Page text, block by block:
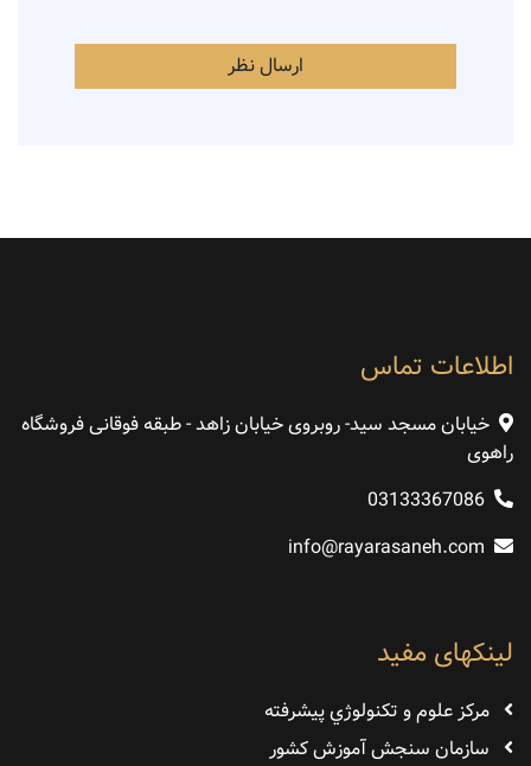
اطلاعات تماس
خیابان مسجد سید- روبروی خیابان زاهد - طبقه فوقانی فروشگاه
راهوی
03133367086
info@rayarasaneh.com
لینکهای مفید
مرکز علوم و تکنولوژي پيشرفته
سازمان سنجش آموزش كشور